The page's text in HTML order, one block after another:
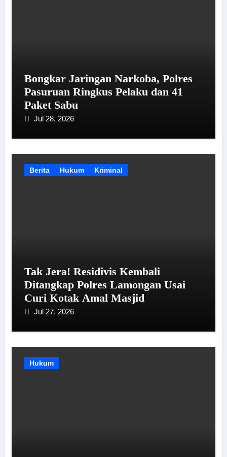
Bongkar Jaringan Narkoba, Polres
Pasuruan Ringkus Pelaku dan 41
Paket Sabu
Jul 28, 2026
Berita Hukum Kriminal
Tak Jera! Residivis Kembali
Ditangkap Polres Lamongan Usai
Curi Kotak Amal Masjid
Jul 27, 2026
Hukum